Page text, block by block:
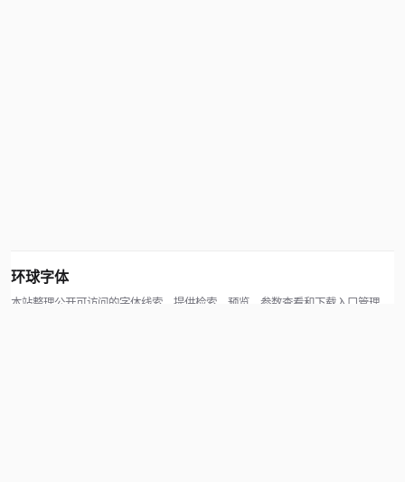
环球字体
本站整理公开可访问的字体线索，提供检索、预览、参数查看和下载入口管理。